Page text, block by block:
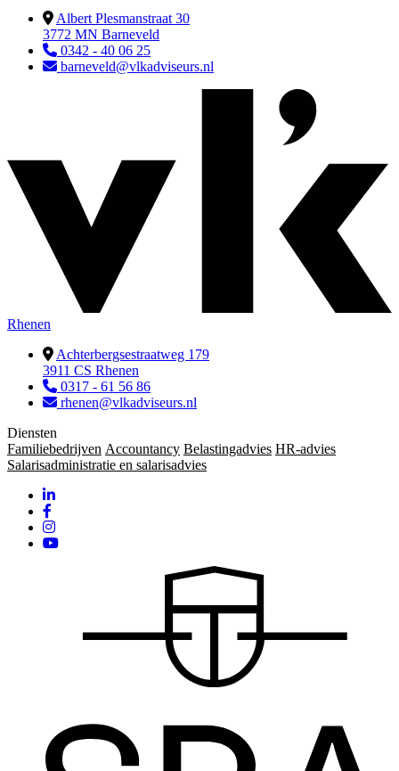
Albert Plesmanstraat 30
3772 MN Barneveld
0342 - 40 06 25
barneveld@vlkadviseurs.nl
Rhenen
Achterbergsestraatweg 179
3911 CS Rhenen
0317 - 61 56 86
rhenen@vlkadviseurs.nl
Diensten
Familiebedrijven Accountancy Belastingadvies HR-advies
Salarisadministratie en salarisadvies